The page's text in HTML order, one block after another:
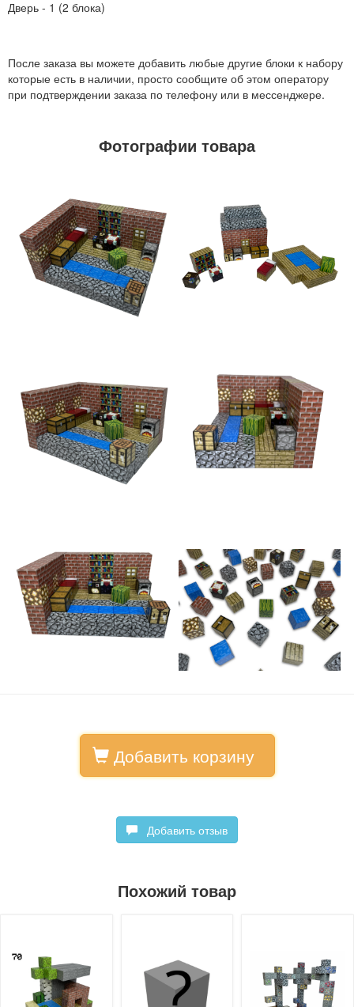
Дверь - 1 (2 блока)
После заказа вы можете добавить любые другие блоки к набору
которые есть в наличии, просто сообщите об этом оператору
при подтверждении заказа по телефону или в мессенджере.
Фотографии товара
Добавить корзину
Добавить отзыв
Похожий товар